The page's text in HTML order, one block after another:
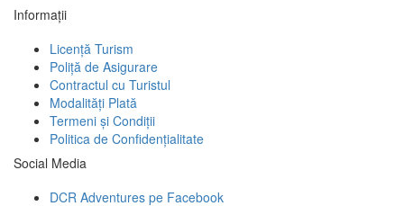
Informații
Licență Turism
Poliță de Asigurare
Contractul cu Turistul
Modalități Plată
Termeni și Condiții
Politica de Confidențialitate
Social Media
DCR Adventures pe Facebook